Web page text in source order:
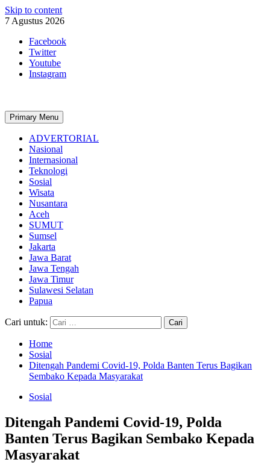
Skip to content
7 Agustus 2026
Facebook
Twitter
Youtube
Instagram
Primary Menu
ADVERTORIAL
Nasional
Internasional
Teknologi
Sosial
Wisata
Nusantara
Aceh
SUMUT
Sumsel
Jakarta
Jawa Barat
Jawa Tengah
Jawa Timur
Sulawesi Selatan
Papua
Cari untuk:
Home
Sosial
Ditengah Pandemi Covid-19, Polda Banten Terus Bagikan
Sembako Kepada Masyarakat
Sosial
Ditengah Pandemi Covid-19, Polda
Banten Terus Bagikan Sembako Kepada
Masyarakat